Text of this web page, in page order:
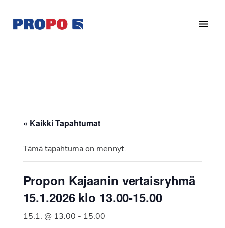
pääsisältöön
alatunnisteeseen
Ry
vuonna
Suomen
jäsenjärjestö.
« Kaikki Tapahtumat
Tämä tapahtuma on mennyt.
Propon Kajaanin vertaisryhmä
15.1.2026 klo 13.00-15.00
15.1. @ 13:00 - 15:00